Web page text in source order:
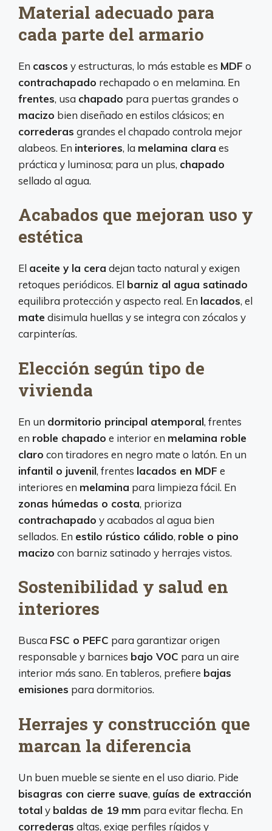
Material adecuado para
cada parte del armario
En cascos y estructuras, lo más estable es MDF o
contrachapado rechapado o en melamina. En
frentes, usa chapado para puertas grandes o
macizo bien diseñado en estilos clásicos; en
correderas grandes el chapado controla mejor
alabeos. En interiores, la melamina clara es
práctica y luminosa; para un plus, chapado
sellado al agua.
Acabados que mejoran uso y
estética
El aceite y la cera dejan tacto natural y exigen
retoques periódicos. El barniz al agua satinado
equilibra protección y aspecto real. En lacados, el
mate disimula huellas y se integra con zócalos y
carpinterías.
Elección según tipo de
vivienda
En un dormitorio principal atemporal, frentes
en roble chapado e interior en melamina roble
claro con tiradores en negro mate o latón. En un
infantil o juvenil, frentes lacados en MDF e
interiores en melamina para limpieza fácil. En
zonas húmedas o costa, prioriza
contrachapado y acabados al agua bien
sellados. En estilo rústico cálido, roble o pino
macizo con barniz satinado y herrajes vistos.
Sostenibilidad y salud en
interiores
Busca FSC o PEFC para garantizar origen
responsable y barnices bajo VOC para un aire
interior más sano. En tableros, prefiere bajas
emisiones para dormitorios.
Herrajes y construcción que
marcan la diferencia
Un buen mueble se siente en el uso diario. Pide
bisagras con cierre suave, guías de extracción
totaly baldas de 19 mm para evitar flecha. En
correderas altas, exige perfiles rígidos y